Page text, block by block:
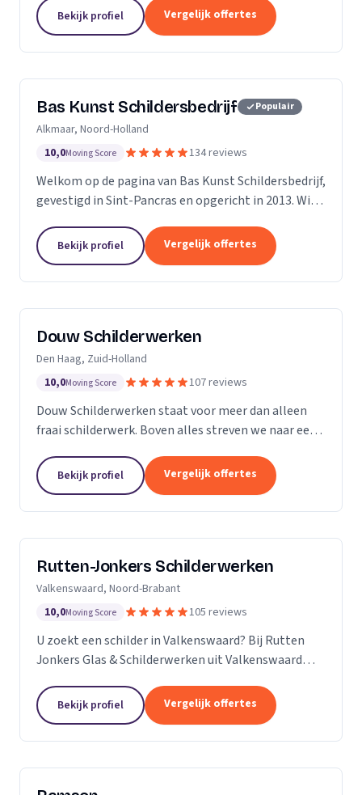
afspraak. Dankzij ons vakmanschap en direct...
Bekijk profiel Vergelijk offertes
Bas Kunst Schildersbedrijf Populair
Alkmaar, Noord-Holland
10,0Moving Score 134 reviews
Welkom op de pagina van Bas Kunst Schildersbedrijf,
gevestigd in Sint-Pancras en opgericht in 2013. Wij
ook regelmatig leerlingen op. Met...
Bekijk profiel Vergelijk offertes
Douw Schilderwerken
Den Haag, Zuid-Holland
10,0Moving Score 107 reviews
Douw Schilderwerken staat voor meer dan alleen
fraai schilderwerk. Boven alles streven we naar een
kostenbesparend voor u als klant. Bovendien kunt u
rekenen op...
Bekijk profiel Vergelijk offertes
Rutten-Jonkers Schilderwerken
Valkenswaard, Noord-Brabant
10,0Moving Score 105 reviews
U zoekt een schilder in Valkenswaard? Bij Rutten
Jonkers Glas & Schilderwerken uit Valkenswaard
Bekijk profiel Vergelijk offertes